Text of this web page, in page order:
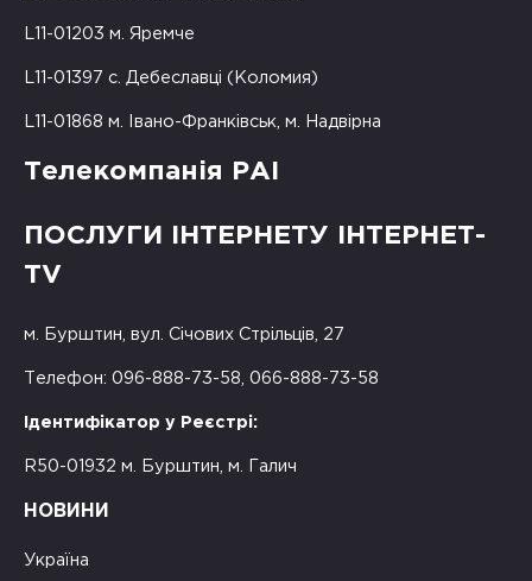
L11-01203 м. Яремче
L11-01397 с. Дебеславці (Коломия)
L11-01868 м. Івано-Франківськ, м. Надвірна
Телекомпанія РАІ
ПОСЛУГИ ІНТЕРНЕТУ ІНТЕРНЕТ-
TV
м. Бурштин, вул. Січових Стрільців, 27
Телефон: 096-888-73-58, 066-888-73-58
Ідентифікатор у Реєстрі:
R50-01932 м. Бурштин, м. Галич
НОВИНИ
Україна